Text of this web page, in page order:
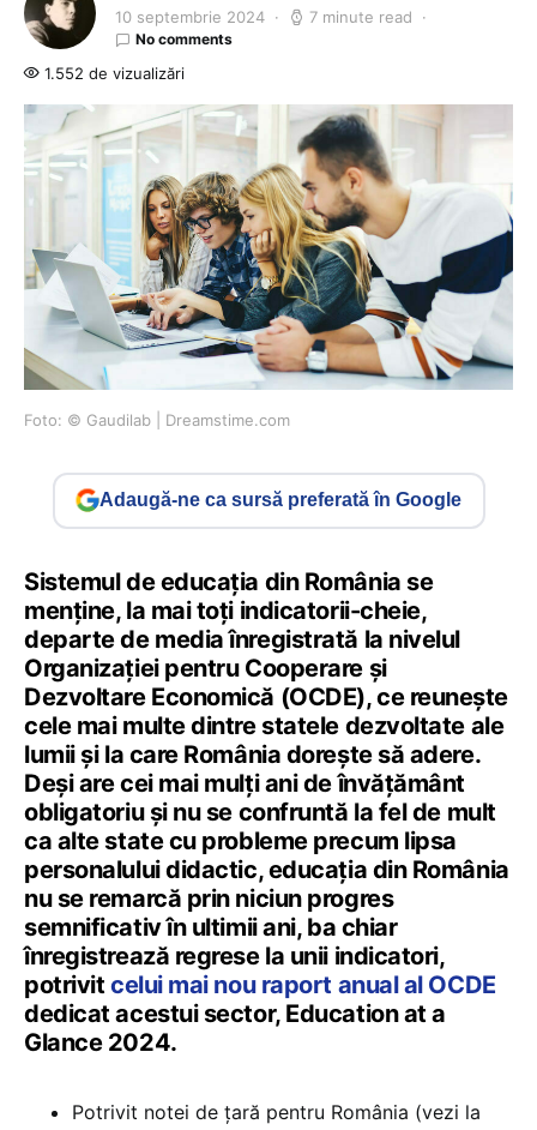
10 septembrie 2024 7 minute read
No comments
1.552 de vizualizări
Foto: © Gaudilab | Dreamstime.com
Adaugă-ne ca sursă preferată în Google
Sistemul de educația din România se
menține, la mai toți indicatorii-cheie,
departe de media înregistrată la nivelul
Organizației pentru Cooperare și
Dezvoltare Economică (OCDE), ce reunește
cele mai multe dintre statele dezvoltate ale
lumii și la care România dorește să adere.
Deși are cei mai mulți ani de învățământ
obligatoriu și nu se confruntă la fel de mult
ca alte state cu probleme precum lipsa
personalului didactic, educația din România
nu se remarcă prin niciun progres
semnificativ în ultimii ani, ba chiar
înregistrează regrese la unii indicatori,
potrivit celui mai nou raport anual al OCDE
dedicat acestui sector, Education at a
Glance 2024.
Potrivit notei de țară pentru România (vezi la